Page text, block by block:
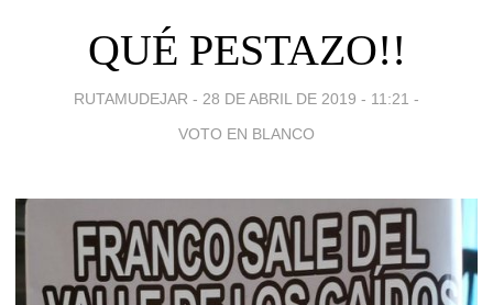
QUÉ PESTAZO!!
RUTAMUDEJAR - 28 DE ABRIL DE 2019 - 11:21 -
VOTO EN BLANCO